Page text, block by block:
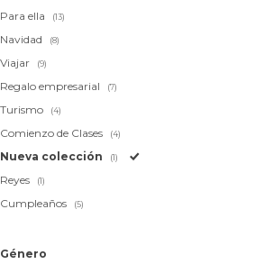
Para ella (13)
Navidad (8)
Viajar (9)
Regalo empresarial (7)
Turismo (4)
Comienzo de Clases (4)
Nueva colección (1)
Reyes (1)
Cumpleaños (5)
Género